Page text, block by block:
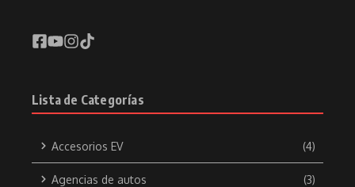
Lista de Categorías
Accesorios EV (4)
Agencias de autos (3)